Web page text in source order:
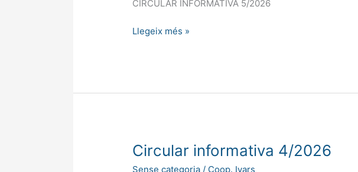
CIRCULAR INFORMATIVA 5/2026
Llegeix més »
Circular informativa 4/2026
Sense categoria / Coop. Ivars
Circular